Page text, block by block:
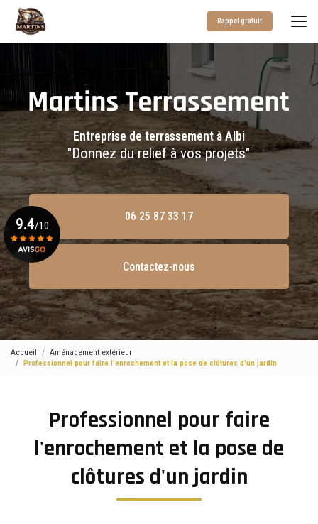
contenu
Rappel gratuit
Entreprise de terrassement à Albi
"Donnez du relief à vos projets"
06 25 87 33 17
Contactez-nous
9.4/10
Voir le certificat
Accueil
Aménagement extérieur
Professionnel pour faire l'enrochement et la pose de clôtures d'un jardin
Professionnel pour faire
l'enrochement et la pose de
clôtures d'un jardin